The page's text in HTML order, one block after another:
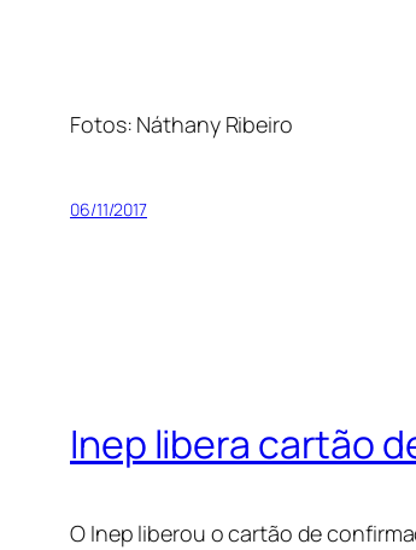
Fotos: Náthany Ribeiro
06/11/2017
Inep libera cartão
O Inep liberou o cartão de